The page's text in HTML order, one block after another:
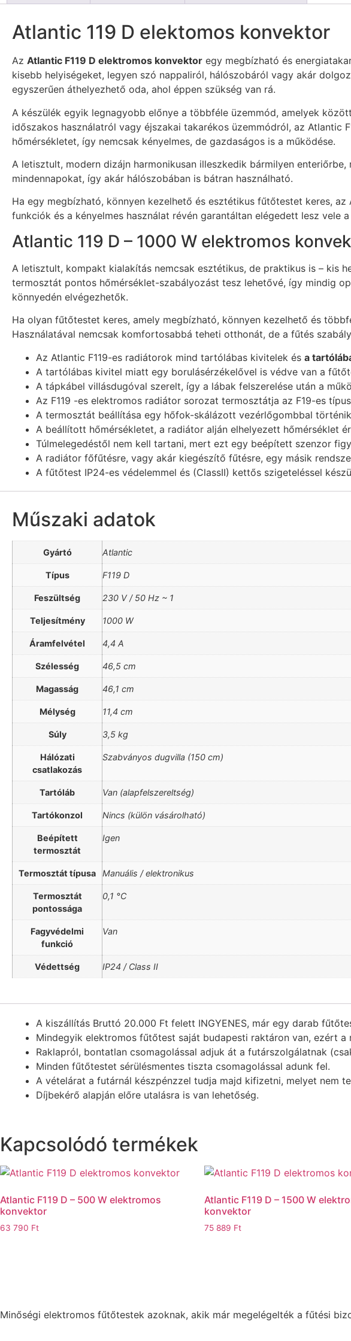
Atlantic 119 D elektomos konvektor
Az Atlantic F119 D elektromos konvektor egy megbízható és
kisebb helyiségeket, legyen szó nappaliról, hálószobáról vagy akár
egyszerűen áthelyezhető oda, ahol éppen szükség van rá.
A készülék egyik legnagyobb előnye a többféle üzemmód, amelyek
időszakos használatról vagy éjszakai takarékos üzemmódról, az
hőmérsékletet, így nemcsak kényelmes, de gazdaságos is a működése.
A letisztult, modern dizájn harmonikusan illeszkedik bármilyen
mindennapokat, így akár hálószobában is bátran használható.
Ha egy megbízható, könnyen kezelhető és esztétikus fűtőtestet keres,
funkciók és a kényelmes használat révén garantáltan elégedett lesz vele
Atlantic 119 D – 1000 W elektromos
A letisztult, kompakt kialakítás nemcsak esztétikus, de praktikus is – kis
termosztát pontos hőmérséklet-szabályozást tesz lehetővé, így mindig
könnyedén elvégezhetők.
Ha olyan fűtőtestet keres, amely megbízható, könnyen kezelhető és
Használatával nemcsak komfortosabbá teheti otthonát, de a fűtés
Az Atlantic F119-es radiátorok mind tartólábas kivitelek és a
A tartólábas kivitel miatt egy borulásérzékelővel is védve van a
A tápkábel villásdugóval szerelt, így a lábak felszerelése után a
Az F119 -es elektromos radiátor sorozat termosztátja az F19-es
A termosztát beállítása egy hőfok-skálázott vezérlőgombbal
A beállított hőmérsékletet, a radiátor alján elhelyezett hőmérséklet
Túlmelegedéstől nem kell tartani, mert ezt egy beépített szenzor
A radiátor főfűtésre, vagy akár kiegészítő fűtésre, egy másik
A fűtőtest IP24-es védelemmel és (ClassII) kettős szigeteléssel
Műszaki adatok
Gyártó Atlantic
Típus F119 D
Feszültség 230 V / 50 Hz ~ 1
Teljesítmény 1000 W
Áramfelvétel 4,4 A
Szélesség 46,5 cm
Magasság 46,1 cm
Mélység 11,4 cm
Súly 3,5 kg
Hálózati
csatlakozás
Szabványos dugvilla (150 cm)
Tartóláb Van (alapfelszereltség)
Tartókonzol Nincs (külön vásárolható)
Beépített
termosztát
Igen
Termosztát típusa Manuális / elektronikus
Termosztát
pontossága
0,1 °C
Fagyvédelmi
funkció
Van
Védettség IP24 / Class II
A kiszállítás Bruttó 20.000 Ft felett INGYENES, már egy darab
Mindegyik elektromos fűtőtest saját budapesti raktáron van, ezért
Raklapról, bontatlan csomagolással adjuk át a futárszolgálatnak
Minden fűtőtestet sérülésmentes tiszta csomagolással adunk fel.
A vételárat a futárnál készpénzzel tudja majd kifizetni, melyet nem
Díjbekérő alapján előre utalásra is van lehetőség.
Kapcsolódó termékek
Atlantic F119 D – 500 W elektromos
konvektor
63 790 Ft
Atlantic F119 D – 1500 W
konvektor
75 889 Ft
Minőségi elektromos fűtőtestek azoknak, akik már megelégelték a fűtési